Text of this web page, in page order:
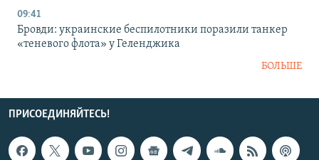
09:41
Бровди: украинские беспилотники поразили танкер
«теневого флота» у Геленджика
БОЛЬШЕ
ПРИСОЕДИНЯЙТЕСЬ!